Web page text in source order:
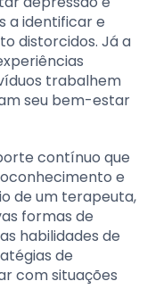
a identificar e
distorcidos. Já a
trabalhem
seu bem-estar
contínuo que
e
de um terapeuta,
formas de
habilidades de
de
com situações